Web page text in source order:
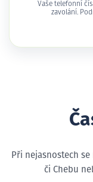
Vaše telefonní
zavolání.
Při nejasnostech
či Chebu